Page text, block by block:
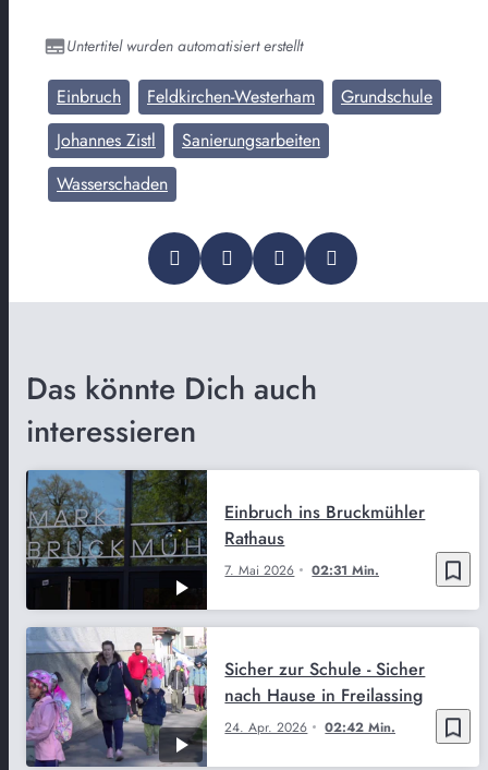
Untertitel wurden automatisiert erstellt
Einbruch Feldkirchen-Westerham
Grundschule
Johannes Zistl
Sanierungsarbeiten
Wasserschaden
Das könnte Dich auch
interessieren
bookmark_border
7. Mai 2026 02:31 Min.
Einbruch ins Bruckmühler
Rathaus
bookmark_border
24. Apr. 2026 02:42 Min.
Sicher zur Schule - Sicher
nach Hause in Freilassing